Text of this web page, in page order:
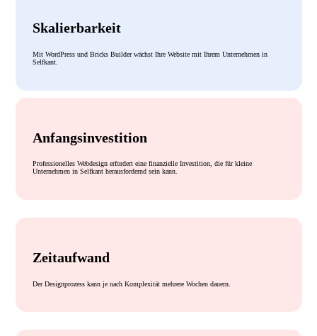
Skalierbarkeit
Mit WordPress und Bricks Builder wächst Ihre Website mit Ihrem Unternehmen in
Selfkant.
Anfangsinvestition
Professionelles Webdesign erfordert eine finanzielle Investition, die für kleine
Unternehmen in Selfkant herausfordernd sein kann.
Zeitaufwand
Der Designprozess kann je nach Komplexität mehrere Wochen dauern.